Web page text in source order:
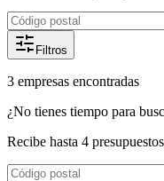
Filtros
3 empresas encontradas
¿No tienes tiempo para
Recibe hasta 4